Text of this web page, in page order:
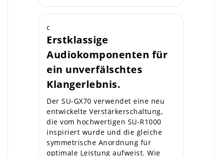
c
Erstklassige
Audiokomponenten für
ein unverfälschtes
Klangerlebnis.
Der SU-GX70 verwendet eine neu
entwickelte Verstärkerschaltung,
die vom hochwertigen SU-R1000
inspiriert wurde und die gleiche
symmetrische Anordnung für
optimale Leistung aufweist. Wie